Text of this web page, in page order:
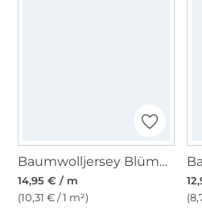
Baumwolljersey Blümchen, malve
14,95 € / m
(10,31 € / 1 m²)